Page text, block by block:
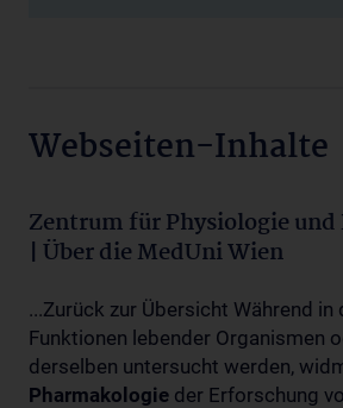
Webseiten-Inhalte
Zentrum für Physiologie
| Über die MedUni Wien
...Zurück zur Übersicht Während in
Funktionen lebender Organismen
derselben untersucht werden,
Pharmakologie der Erforschung